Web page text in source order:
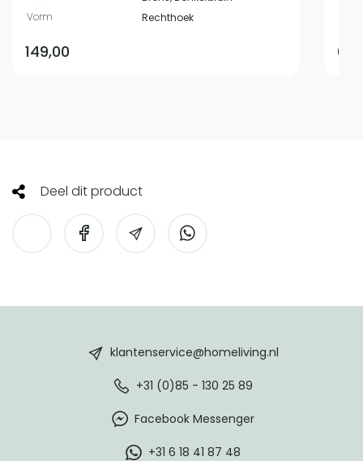
Vorm
Rechthoek
149,00
Deel dit product
klantenservice@homeliving.nl
+31 (0)85 - 130 25 89
Facebook Messenger
+31 6 18 41 87 48